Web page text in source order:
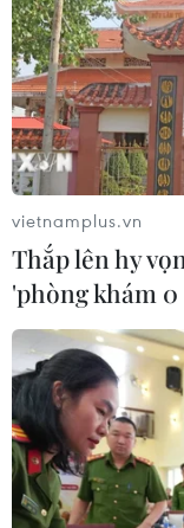
05/08/2026 04:59
Mỹ mở rộng hỗ
đồng yen nhằm
Á
05/08/2026 04:26
Trung Quốc
phạm có tổ chức
04/08/2026 14:24
Điều gì chờ đợi
tay giữa Mỹ-
vietnamplus.vn
Thắp lên hy
'phòng khám